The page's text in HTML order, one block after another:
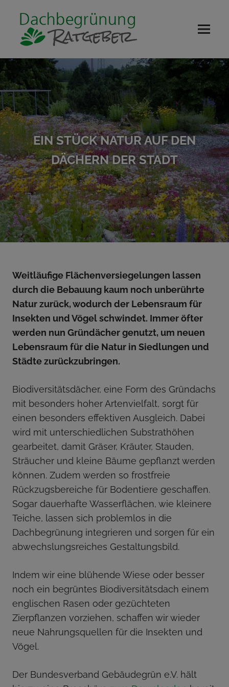
springen
RATGEBER
Der
Ratgeber
rund
ums
Thema
Dachbegrünung
Menü
EIN STÜCK NATUR AUF DEN
DÄCHERN DER STADT
Weitläufige Flächenversiegelungen lassen
durch die Bebauung kaum noch unberührte
Natur zurück, wodurch der Lebensraum für
Insekten und Vögel schwindet. Immer öfter
werden nun Gründächer genutzt, um neuen
Lebensraum für die Natur in Siedlungen und
Städte zurückzubringen.
Biodiversitätsdächer, eine Form des Gründachs
mit besonders hoher Artenvielfalt, sorgt für
einen besonders effektiven Ausgleich. Dabei
wird mit unterschiedlichen Substrathöhen
gearbeitet, damit Gräser, Kräuter, Stauden,
Sträucher und kleine Bäume gepflanzt werden
können. Zudem werden so frostfreie
Rückzugsbereiche für Bodentiere geschaffen.
Sogar dauerhafte Wasserflächen, wie kleinere
Teiche, lassen sich problemlos in die
Dachbegrünung integrieren und sorgen für ein
abwechslungsreiches Gestaltungsbild.
Indem wir eine blühende Wiese oder besser
noch ein begrüntes Biodiversitätsdach einem
englischen Rasen oder gezüchteten
Zierpflanzen vorziehen, schaffen wir wieder
neue Nahrungsquellen für die Insekten und
Vögel.
Der Bundesverband Gebäudegrün e.V. hält